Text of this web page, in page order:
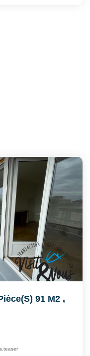
91 M2 ,